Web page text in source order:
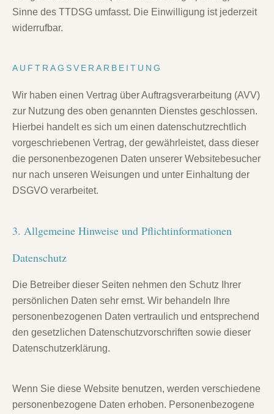
Sinne des TTDSG umfasst. Die Einwilligung ist jederzeit
widerrufbar.
AUFTRAGSVERARBEITUNG
Wir haben einen Vertrag über Auftragsverarbeitung (AVV)
zur Nutzung des oben genannten Dienstes geschlossen.
Hierbei handelt es sich um einen datenschutzrechtlich
vorgeschriebenen Vertrag, der gewährleistet, dass dieser
die personenbezogenen Daten unserer Websitebesucher
nur nach unseren Weisungen und unter Einhaltung der
DSGVO verarbeitet.
3. Allgemeine Hinweise und Pflicht­informationen
Datenschutz
Die Betreiber dieser Seiten nehmen den Schutz Ihrer
persönlichen Daten sehr ernst. Wir behandeln Ihre
personenbezogenen Daten vertraulich und entsprechend
den gesetzlichen Datenschutzvorschriften sowie dieser
Datenschutzerklärung.
Wenn Sie diese Website benutzen, werden verschiedene
personenbezogene Daten erhoben. Personenbezogene